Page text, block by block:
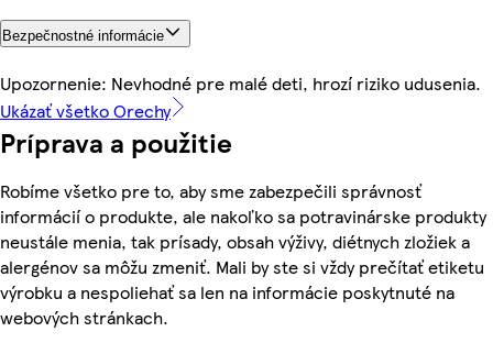
Bezpečnostné informácie
Upozornenie: Nevhodné pre malé deti, hrozí riziko udusenia.
Ukázať všetko Orechy
Príprava a použitie
Robíme všetko pre to, aby sme zabezpečili správnosť
informácií o produkte, ale nakoľko sa potravinárske produkty
neustále menia, tak prísady, obsah výživy, diétnych zložiek a
alergénov sa môžu zmeniť. Mali by ste si vždy prečítať etiketu
výrobku a nespoliehať sa len na informácie poskytnuté na
webových stránkach.